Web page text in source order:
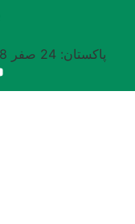
پاکستان: 24 صفر 1448